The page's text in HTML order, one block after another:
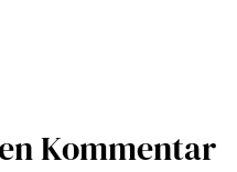
Kommentar